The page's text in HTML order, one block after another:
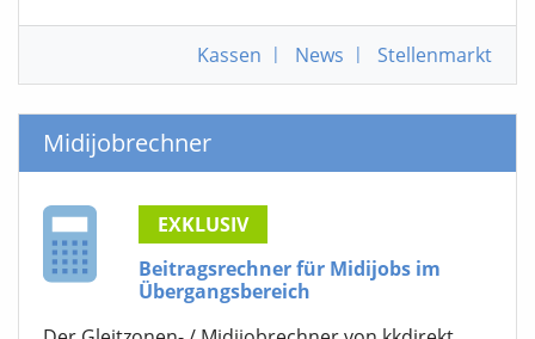
Kassen | News | Stellenmarkt
Midijobrechner
EXKLUSIV
Beitragsrechner für Midijobs im
Übergangsbereich